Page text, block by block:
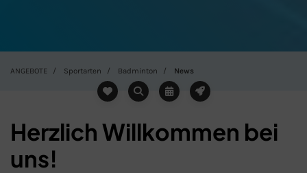
ANGEBOTE Sportarten Badminton News
Herzlich Willkommen bei
uns!